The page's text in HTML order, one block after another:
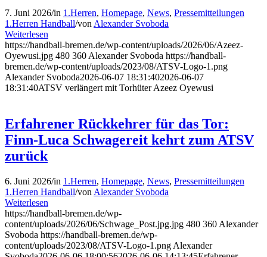
7. Juni 2026/in 1.Herren, Homepage, News, Pressemitteilungen
1.Herren Handball/von Alexander Svoboda
Weiterlesen
https://handball-bremen.de/wp-content/uploads/2026/06/Azeez-
Oyewusi.jpg 480 360 Alexander Svoboda https://handball-
bremen.de/wp-content/uploads/2023/08/ATSV-Logo-1.png
Alexander Svoboda2026-06-07 18:31:402026-06-07
18:31:40ATSV verlängert mit Torhüter Azeez Oyewusi
Erfahrener Rückkehrer für das Tor:
Finn-Luca Schwagereit kehrt zum ATSV
zurück
6. Juni 2026/in 1.Herren, Homepage, News, Pressemitteilungen
1.Herren Handball/von Alexander Svoboda
Weiterlesen
https://handball-bremen.de/wp-
content/uploads/2026/06/Schwage_Post.jpg.jpg 480 360 Alexander
Svoboda https://handball-bremen.de/wp-
content/uploads/2023/08/ATSV-Logo-1.png Alexander